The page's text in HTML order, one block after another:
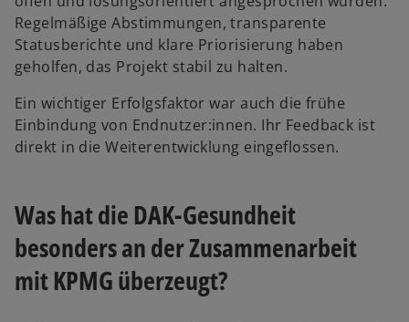
Regelmäßige Abstimmungen, transparente
Statusberichte und klare Priorisierung haben
geholfen, das Projekt stabil zu halten.
Ein wichtiger Erfolgsfaktor war auch die frühe
Einbindung von Endnutzer:innen. Ihr Feedback ist
direkt in die Weiterentwicklung eingeflossen.
Was hat die DAK-Gesundheit
besonders an der Zusammenarbeit
mit KPMG überzeugt?